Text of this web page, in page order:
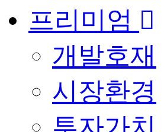
프리미엄
개발호재
시장환경